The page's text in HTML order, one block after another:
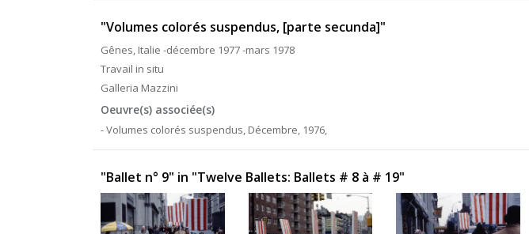
"Volumes colorés suspendus, [parte secunda]"
Gênes, Italie -décembre 1977 -mars 1978
Travail in situ
Galleria Mazzini
Oeuvre(s) associée(s)
- Volumes colorés suspendus, Décembre, 1976,
"Ballet n° 9" in "Twelve Ballets: Ballets # 8 à # 19"